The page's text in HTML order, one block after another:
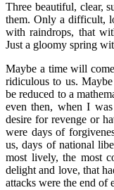
Three beautiful, clear,
them. Only a difficult,
with raindrops, that
Just a gloomy spring
Maybe a time will
ridiculous to us.
be reduced to a
even then, when I
desire for revenge or
were days of
us, days of national
most lively, the most
delight and love, that
attacks were the end of